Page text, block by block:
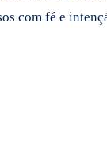
com fé e